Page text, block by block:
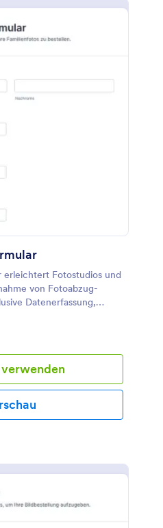
erleichtert Fotostudios und
von Fotoabzug-
Datenerfassung,
Verwaltung jeder